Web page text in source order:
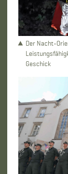
Der Nacht-
Geschick